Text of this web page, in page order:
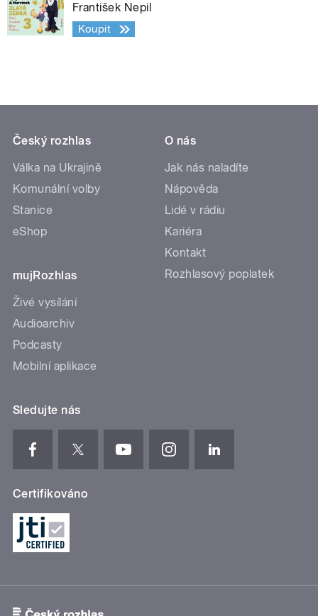
František Nepil
Koupit
Český rozhlas
Válka na Ukrajině
Komunální volby
Stanice
eShop
mujRozhlas
Živé vysílání
Audioarchiv
Podcasty
Mobilní aplikace
O nás
Jak nás naladíte
Nápověda
Lidé v rádiu
Kariéra
Kontakt
Rozhlasový poplatek
Sledujte nás
Certifikováno